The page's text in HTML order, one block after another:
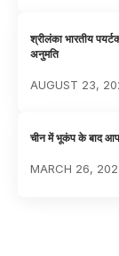
श्रीलंका भारतीय
अनुमति
AUGUST 23,
चीन में भूकंप के बाद
MARCH 26,